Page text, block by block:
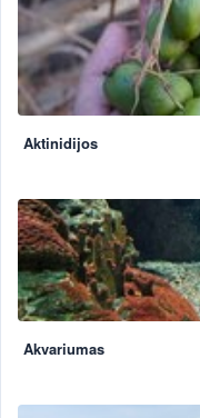
Aktinidijos
Akvariumas